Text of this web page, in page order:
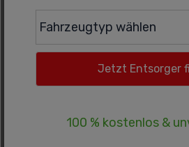
100 % kostenlos &